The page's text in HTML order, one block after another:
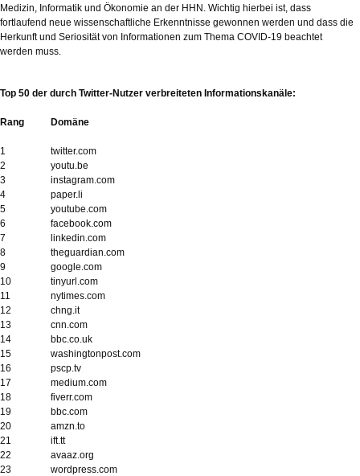
Medizin, Informatik und Ökonomie an der HHN. Wichtig hierbei ist, dass
fortlaufend neue wissenschaftliche Erkenntnisse gewonnen werden und dass die
Herkunft und Seriosität von Informationen zum Thema COVID-19 beachtet
werden muss.
Top 50 der durch Twitter-Nutzer verbreiteten Informationskanäle:
Rang Domäne
1
twitter.com
2
youtu.be
3
instagram.com
4
paper.li
5
youtube.com
6
facebook.com
7
linkedin.com
8
theguardian.com
9
google.com
10
tinyurl.com
11
nytimes.com
12
chng.it
13
cnn.com
14
bbc.co.uk
15
washingtonpost.com
16
pscp.tv
17
medium.com
18
fiverr.com
19
bbc.com
20
amzn.to
21
ift.tt
22
avaaz.org
23
wordpress.com